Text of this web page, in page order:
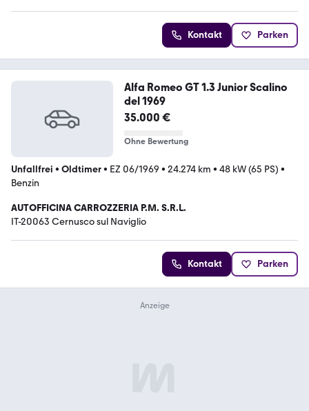
Kontakt Parken
Alfa Romeo GT 1.3 Junior Scalino
del 1969
35.000 €
Ohne Bewertung
Unfallfrei • Oldtimer• EZ 06/1969 • 24.274 km • 48 kW (65 PS) •
Benzin
AUTOFFICINA CARROZZERIA P.M. S.R.L.
IT-20063 Cernusco sul Naviglio
Kontakt Parken